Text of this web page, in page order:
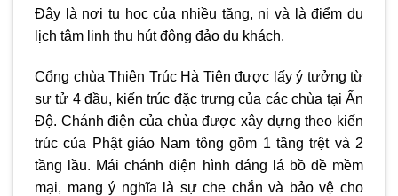
Đây là nơi tu học của nhiều tăng, ni và là điểm du
lịch tâm linh thu hút đông đảo du khách.
Cổng chùa Thiên Trúc Hà Tiên được lấy ý tưởng từ
sư tử 4 đầu, kiến trúc đặc trưng của các chùa tại Ấn
Độ. Chánh điện của chùa được xây dựng theo kiến
trúc của Phật giáo Nam tông gồm 1 tầng trệt và 2
tầng lầu. Mái chánh điện hình dáng lá bồ đề mềm
mại, mang ý nghĩa là sự che chắn và bảo vệ cho